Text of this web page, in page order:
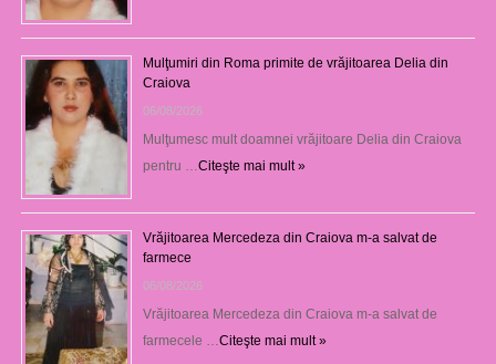
Mulţumiri din Roma primite de vrăjitoarea Delia din
Craiova
06/08/2026
Mulţumesc mult doamnei vrăjitoare Delia din Craiova
pentru … Citeşte mai mult »
Vrăjitoarea Mercedeza din Craiova m-a salvat de
farmece
06/08/2026
Vrăjitoarea Mercedeza din Craiova m-a salvat de
farmecele … Citeşte mai mult »